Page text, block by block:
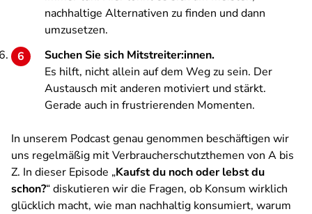
nachhaltige Alternativen zu finden und dann
umzusetzen.
Suchen Sie sich Mitstreiter:innen.
Es hilft, nicht allein auf dem Weg zu sein. Der
Austausch mit anderen motiviert und stärkt.
Gerade auch in frustrierenden Momenten.
In unserem Podcastgenau genommen beschäftigen wir
uns regelmäßig mit Verbraucherschutzthemen von A bis
Z. In dieser Episode „Kaufst du noch oder lebst du
schon?“ diskutieren wir die Fragen, ob Konsum wirklich
glücklich macht, wie man nachhaltig konsumiert, warum